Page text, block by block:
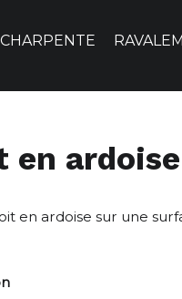
CHARPENTE
ardoise sur une